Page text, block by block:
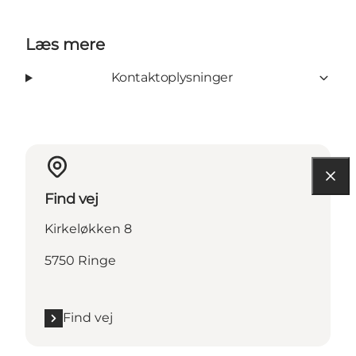
Læs mere
Kontaktoplysninger
Find vej
Kirkeløkken 8
5750 Ringe
Find vej